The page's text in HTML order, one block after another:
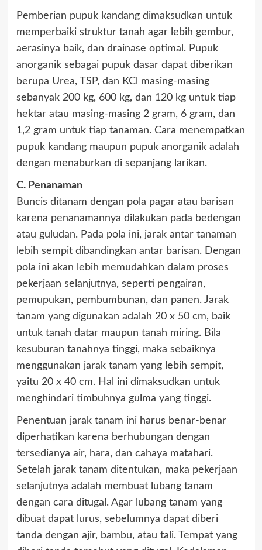
Pemberian pupuk kandang dimaksudkan untuk
memperbaiki struktur tanah agar lebih gembur,
aerasinya baik, dan drainase optimal. Pupuk
anorganik sebagai pupuk dasar dapat diberikan
berupa Urea, TSP, dan KCl masing-masing
sebanyak 200 kg, 600 kg, dan 120 kg untuk tiap
hektar atau masing-masing 2 gram, 6 gram, dan
1,2 gram untuk tiap tanaman. Cara menempatkan
pupuk kandang maupun pupuk anorganik adalah
dengan menaburkan di sepanjang larikan.
C. Penanaman
Buncis ditanam dengan pola pagar atau barisan
karena penanamannya dilakukan pada bedengan
atau guludan. Pada pola ini, jarak antar tanaman
lebih sempit dibandingkan antar barisan. Dengan
pola ini akan lebih memudahkan dalam proses
pekerjaan selanjutnya, seperti pengairan,
pemupukan, pembumbunan, dan panen. Jarak
tanam yang digunakan adalah 20 x 50 cm, baik
untuk tanah datar maupun tanah miring. Bila
kesuburan tanahnya tinggi, maka sebaiknya
menggunakan jarak tanam yang lebih sempit,
yaitu 20 x 40 cm. Hal ini dimaksudkan untuk
menghindari timbuhnya gulma yang tinggi.
Penentuan jarak tanam ini harus benar-benar
diperhatikan karena berhubungan dengan
tersedianya air, hara, dan cahaya matahari.
Setelah jarak tanam ditentukan, maka pekerjaan
selanjutnya adalah membuat lubang tanam
dengan cara ditugal. Agar lubang tanam yang
dibuat dapat lurus, sebelumnya dapat diberi
tanda dengan ajir, bambu, atau tali. Tempat yang